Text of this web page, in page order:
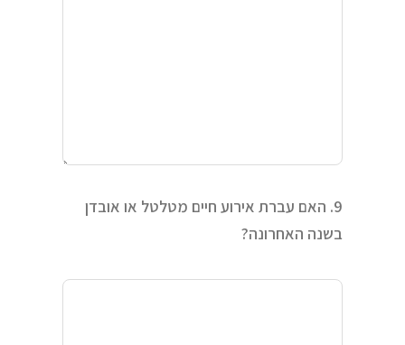
9. האם עברת אירוע חיים מטלטל או אובדן
בשנה האחרונה?